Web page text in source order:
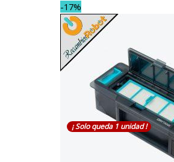
-17%
¡ Solo queda 1 unidad !